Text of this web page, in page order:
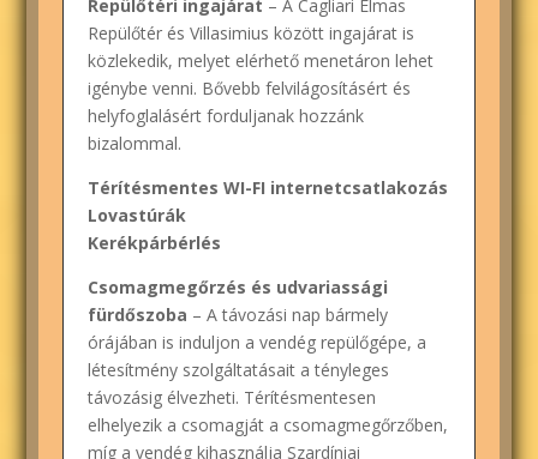
Repülőtéri ingajárat – A Cagliari Elmas
Repülőtér és Villasimius között ingajárat is
közlekedik, melyet elérhető menetáron lehet
igénybe venni. Bővebb felvilágosításért és
helyfoglalásért forduljanak hozzánk
bizalommal.
Térítésmentes WI-FI internetcsatlakozás
Lovastúrák
Kerékpárbérlés
Csomagmegőrzés és udvariassági
fürdőszoba – A távozási nap bármely
órájában is induljon a vendég repülőgépe, a
létesítmény szolgáltatásait a tényleges
távozásig élvezheti. Térítésmentesen
elhelyezik a csomagját a csomagmegőrzőben,
míg a vendég kihasználja Szardíniai